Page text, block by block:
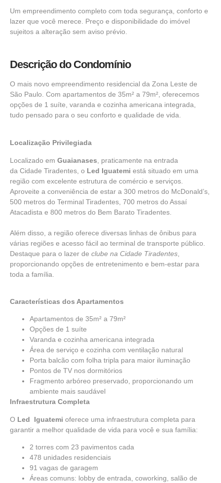
Um empreendimento completo com toda segurança, conforto e
lazer que você merece. Preço e disponibilidade do imóvel
sujeitos a alteração sem aviso prévio.
Descrição do Condomínio
O mais novo empreendimento residencial da Zona Leste de
São Paulo. Com apartamentos de 35m² a 79m², oferecemos
opções de 1 suíte, varanda e cozinha americana integrada,
tudo pensado para o seu conforto e qualidade de vida.
Localização Privilegiada
Localizado em Guaianases , praticamente na entrada
da Cidade Tiradentes, o Led Iguatemi está situado em uma
região com excelente estrutura de comércio e serviços.
Aproveite a conveniência de estar a 300 metros do McDonald’s
500 metros do Terminal Tiradentes , 700 metros do Assaí
Atacadista e 800 metros do Bem Barato Tiradentes.
Além disso, a região oferece diversas linhas de ônibus para
várias regiões e acesso fácil ao terminal de transporte público.
Destaque para o lazer de clube na Cidade Tiradentes
proporcionando opções de entretenimento e bem-estar para
toda a família.
Características dos Apartamentos
Apartamentos de 35m² a 79m²
Opções de 1 suíte
Varanda e cozinha americana integrada
Área de serviço e cozinha com ventilação natural
Porta balcão com folha tripla para maior iluminação
Pontos de TV nos dormitórios
Fragmento arbóreo preservado, proporcionando um
ambiente mais saudável
Infraestrutura Completa
O Led Iguatemi oferece uma infraestrutura completa para
garantir a melhor qualidade de vida para você e sua família:
2 torres com 23 pavimentos cada
478 unidades residenciais
91 vagas de garagem
Áreas comuns: lobby de entrada, coworking, salão de